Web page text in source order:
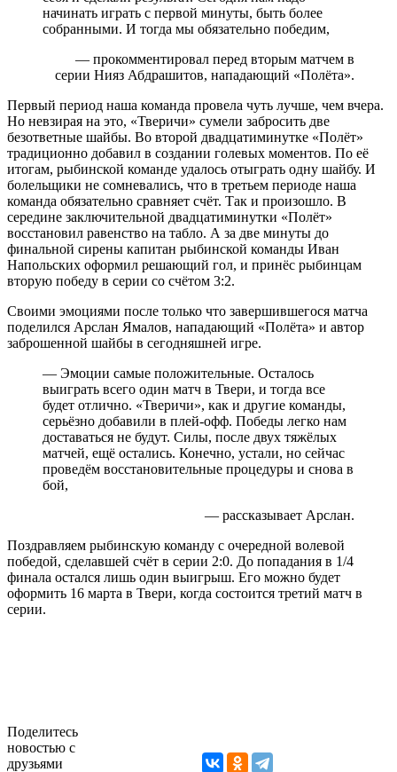
начинать играть с первой минуты, быть более
собранными. И тогда мы обязательно победим,
— прокомментировал перед вторым матчем в
серии Нияз Абдрашитов, нападающий «Полёта».
Первый период наша команда провела чуть лучше, чем вчера.
Но невзирая на это, «Тверичи» сумели забросить две
безответные шайбы. Во второй двадцатиминутке «Полёт»
традиционно добавил в создании голевых моментов. По её
итогам, рыбинской команде удалось отыграть одну шайбу. И
болельщики не сомневались, что в третьем периоде наша
команда обязательно сравняет счёт. Так и произошло. В
середине заключительной двадцатиминутки «Полёт»
восстановил равенство на табло. А за две минуты до
финальной сирены капитан рыбинской команды Иван
Напольских оформил решающий гол, и принёс рыбинцам
вторую победу в серии со счётом 3:2.
Своими эмоциями после только что завершившегося матча
поделился Арслан Ямалов, нападающий «Полёта» и автор
заброшенной шайбы в сегодняшней игре.
— Эмоции самые положительные. Осталось
выиграть всего один матч в Твери, и тогда все
будет отлично. «Тверичи», как и другие команды,
серьёзно добавили в плей-офф. Победы легко нам
доставаться не будут. Силы, после двух тяжёлых
матчей, ещё остались. Конечно, устали, но сейчас
проведём восстановительные процедуры и снова в
бой,
— рассказывает Арслан.
Поздравляем рыбинскую команду с очередной волевой
победой, сделавшей счёт в серии 2:0. До попадания в 1/4
финала остался лишь один выигрыш. Его можно будет
оформить 16 марта в Твери, когда состоится третий матч в
серии.
Поделитесь
новостью с
друзьями